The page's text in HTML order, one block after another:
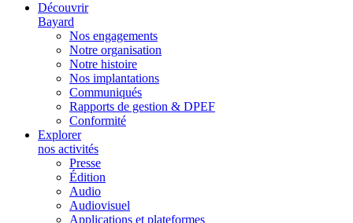
Découvrir
Bayard
Nos engagements
Notre organisation
Notre histoire
Nos implantations
Communiqués
Rapports de gestion & DPEF
Conformité
Explorer
nos activités
Presse
Édition
Audio
Audiovisuel
Applications et plateformes